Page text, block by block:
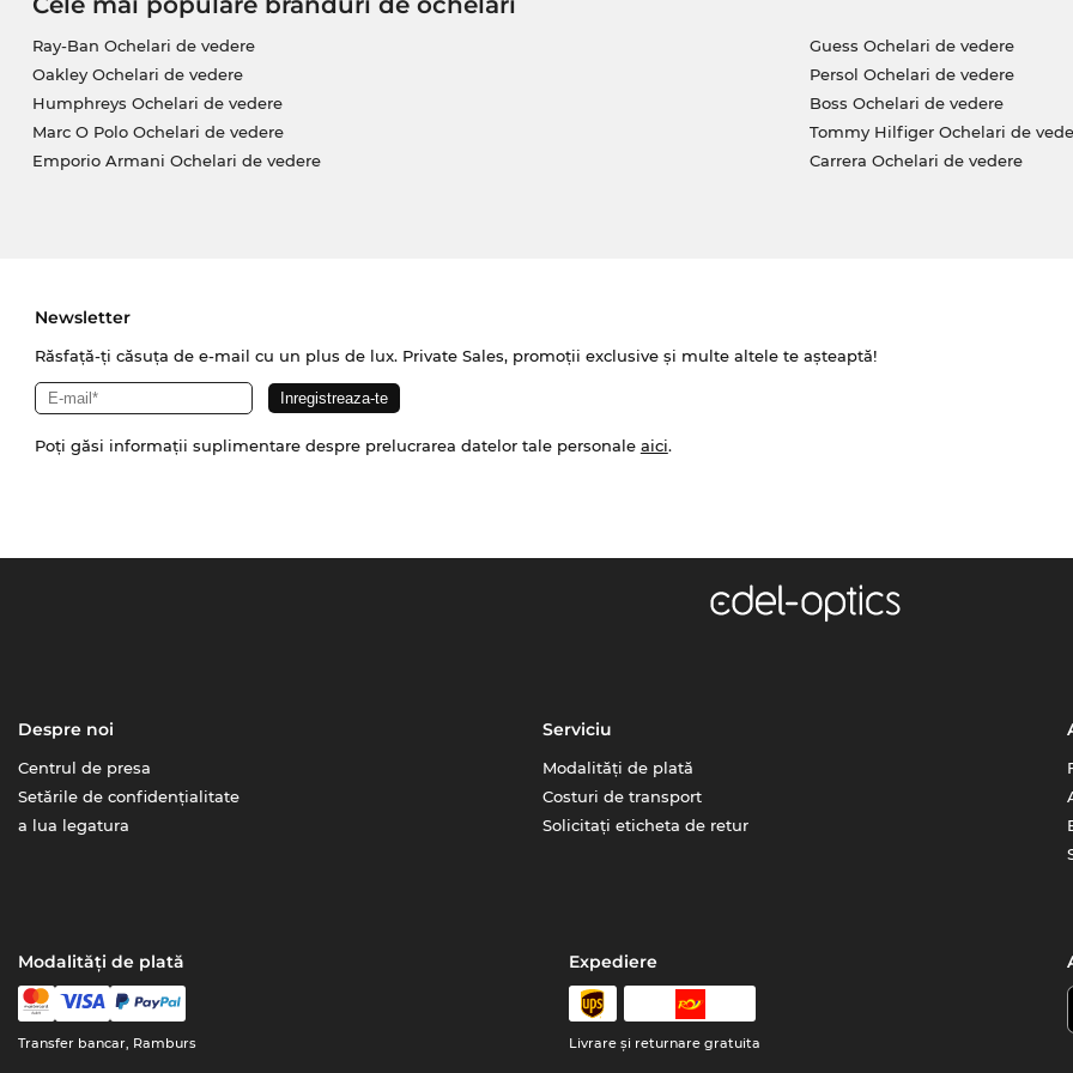
Ray-Ban Ochelari de vedere
Oakley Ochelari de vedere
Humphreys Ochelari de vedere
Marc O Polo Ochelari de vedere
Emporio Armani Ochelari de vedere
Guess Ochelari de vedere
Persol Ochelari de vedere
Boss Ochelari de vedere
Tommy Hilfiger Ochelari de
Carrera Ochelari de vedere
Newsletter
Răsfață-ți căsuța de e-mail cu un plus de lux. Private Sales, promoții exclusive și multe altele te așteaptă!
Poți găsi informații suplimentare despre prelucrarea datelor tale personale aici.
Despre noi
Centrul de presa
Setările de confidențialitate
a lua legatura
Serviciu
Modalități de plată
Costuri de transport
Solicitați eticheta de retur
Modalități de plată
Transfer bancar, Ramburs
Expediere
Livrare şi returnare gratuita